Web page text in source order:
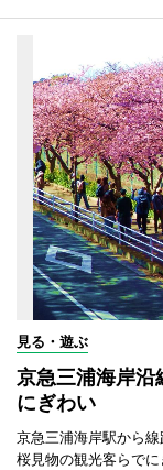
見る・遊ぶ
京急三浦海岸
にぎわい
京急三浦海岸駅から
桜見物の観光客らでに